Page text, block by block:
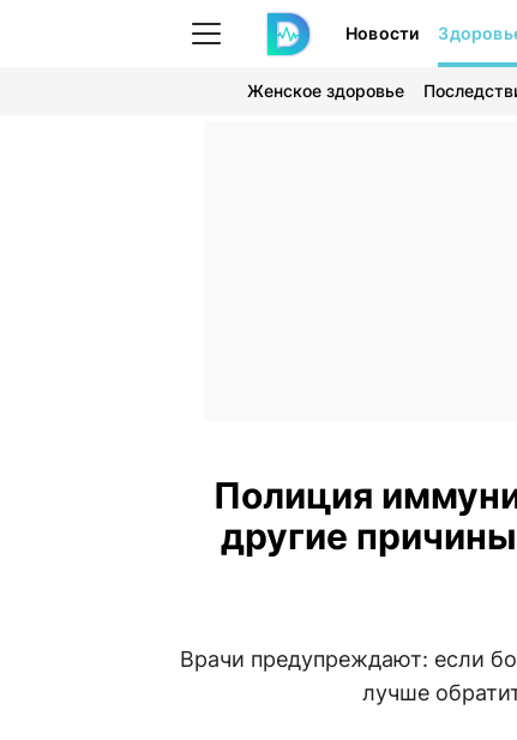
Новости
Женское здоровье
Полиция
другие
Врачи предупреждают: если
лучше